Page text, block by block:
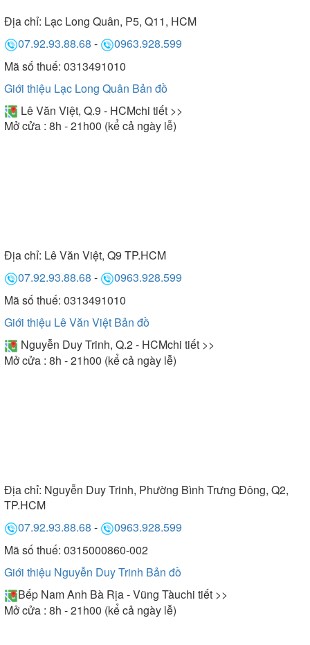
Địa chỉ: Lạc Long Quân, P5, Q11, HCM
07.92.93.88.68 -
0963.928.599
Mã số thuế: 0313491010
Giới thiệu Lạc Long Quân Bản đồ
Lê Văn Việt, Q.9 - HCMchi tiết >>
Mở cửa : 8h - 21h00 (kể cả ngày lễ)
Địa chỉ: Lê Văn Việt, Q9 TP.HCM
07.92.93.88.68 -
0963.928.599
Mã số thuế: 0313491010
Giới thiệu Lê Văn Việt Bản đồ
Nguyễn Duy Trinh, Q.2 - HCMchi tiết >>
Mở cửa : 8h - 21h00 (kể cả ngày lễ)
Địa chỉ: Nguyễn Duy Trinh, Phường Bình Trưng Đông, Q2,
TP.HCM
07.92.93.88.68 -
0963.928.599
Mã số thuế: 0315000860-002
Giới thiệu Nguyễn Duy Trinh Bản đồ
Bếp Nam Anh Bà Rịa - Vũng Tàuchi tiết >>
Mở cửa : 8h - 21h00 (kể cả ngày lễ)